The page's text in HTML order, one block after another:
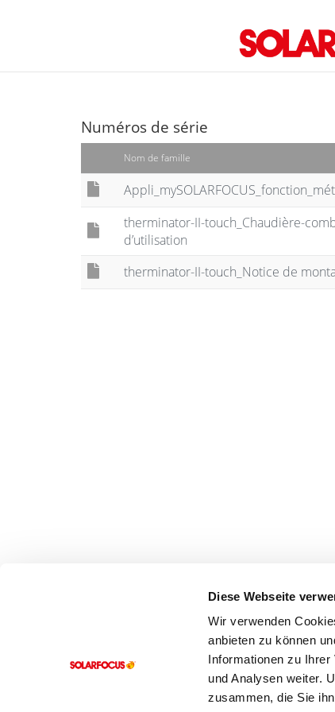
Diese Webseite
Wir verwenden
anbieten zu können
Informationen zu
und Analysen weiter.
zusammen, die Sie
Numéros de série
Nom de famille
therminator-II-touch_Chaudière-
d’utilisation
therminator-II-touch_Notice de